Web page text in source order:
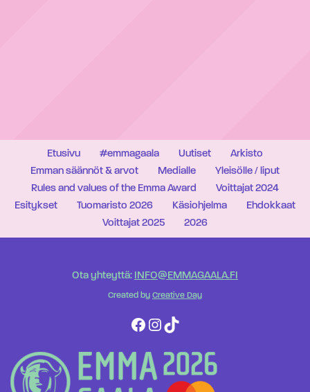
Etusivu #emmagaala Uutiset
Arkisto
Emman säännöt & arvot
Medialle
Yleisölle / liput
Rules and values of the Emma Award
Voittajat 2024
Esitykset
Tuomaristo 2026 Käsiohjelma
Ehdokkaat
Voittajat 2025
2026
Ota yhteyttä: INFO@EMMAGAALA.FI
Created by Creative Day